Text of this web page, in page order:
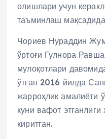
олишлари учун
таъминлаш
Чориев Нураддин
ўртоғи Гулнора
мулоқотлари
ўтган 2016 йилда
жарроҳлик амалиёти
куни вафот этганлиги
киритган.